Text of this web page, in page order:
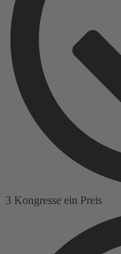
3 Kongresse ein Preis